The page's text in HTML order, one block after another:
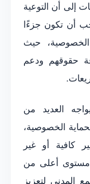
إلى أن التوعية
يجب أن تكون جزءًا
حيث
حقوقهم ودعم
العديد من
الخصوصية،
كافية أو غير
مستوى أعلى من
المدني لتعزيز